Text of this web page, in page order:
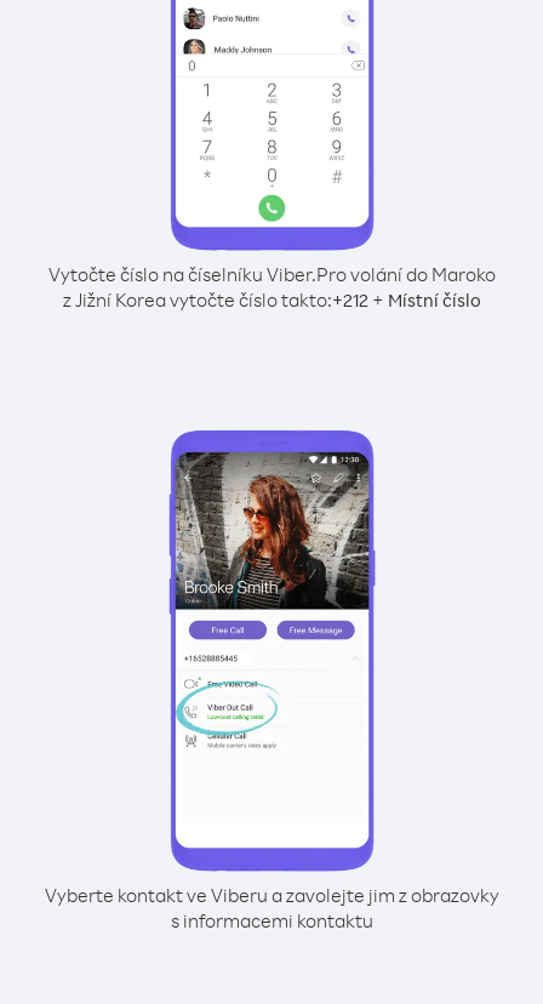
Vytočte číslo na číselníku Viber.Pro volání do Maroko
z Jižní Korea vytočte číslo takto:+212+ Místní číslo
Vyberte kontakt ve Viberu a zavolejte jim z obrazovky
s informacemi kontaktu